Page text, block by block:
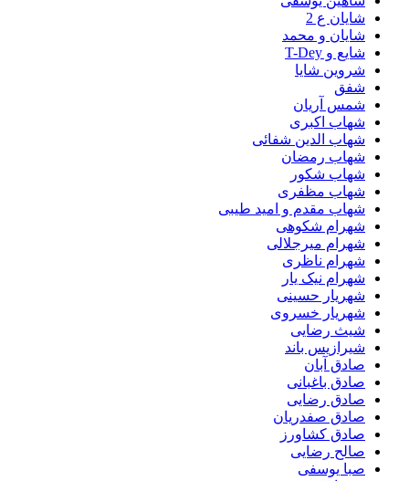
شایان ع 2
شایان و محمد
شایع و T-Dey
شروین شایا
شفق
شمس آریان
شهاب اکبری
شهاب الدین شفائی
شهاب رمضان
شهاب شکور
شهاب مظفری
شهاب مقدم و امید طیبی
شهرام شکوهی
شهرام میرجلالی
شهرام ناظری
شهرام نیک یار
شهریار حسینی
شهریار خسروی
شیث رضایی
شیرازیس باند
صادق آبان
صادق باغبانی
صادق رضایی
صادق صفدریان
صادق کشاورز
صالح رضایی
صبا یوسفی